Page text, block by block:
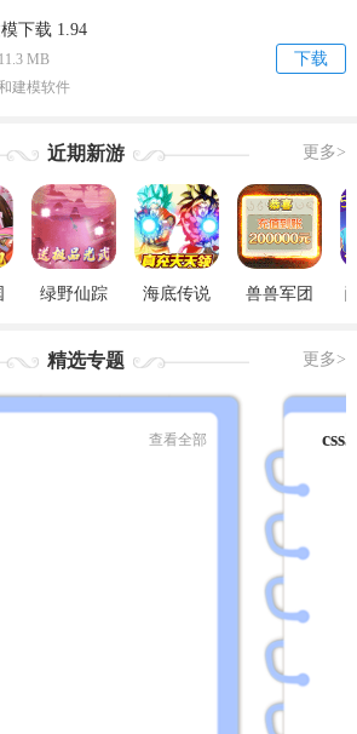
下载 1.94
下载
MB
建模软件
更多>
近期新游
绿野仙踪
海底传说
兽兽军团
更多>
精选专题
查看全部